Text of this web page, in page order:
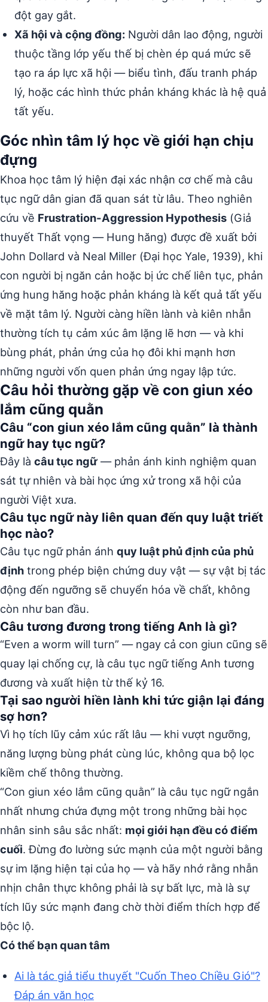
đột gay gắt.
Xã hội và cộng đồng: Người dân lao động, người
thuộc tầng lớp yếu thế bị chèn ép quá mức sẽ
tạo ra áp lực xã hội — biểu tình, đấu tranh pháp
lý, hoặc các hình thức phản kháng khác là hệ quả
tất yếu.
Góc nhìn tâm lý học về giới hạn chịu
đựng
Khoa học tâm lý hiện đại xác nhận cơ chế mà câu
tục ngữ dân gian đã quan sát từ lâu. Theo nghiên
cứu về Frustration-Aggression Hypothesis (Giả
thuyết Thất vọng — Hung hăng) được đề xuất bởi
John Dollard và Neal Miller (Đại học Yale, 1939), khi
con người bị ngăn cản hoặc bị ức chế liên tục, phản
ứng hung hăng hoặc phản kháng là kết quả tất yếu
về mặt tâm lý. Người càng hiền lành và kiên nhẫn
thường tích tụ cảm xúc âm lặng lẽ hơn — và khi
bùng phát, phản ứng của họ đôi khi mạnh hơn
những người vốn quen phản ứng ngay lập tức.
Câu hỏi thường gặp về con giun xéo
lắm cũng quằn
Câu “con giun xéo lắm cũng quằn” là thành
ngữ hay tục ngữ?
Đây là câu tục ngữ — phản ánh kinh nghiệm quan
sát tự nhiên và bài học ứng xử trong xã hội của
người Việt xưa.
Câu tục ngữ này liên quan đến quy luật triết
học nào?
Câu tục ngữ phản ánh quy luật phủ định của phủ
định trong phép biện chứng duy vật — sự vật bị tác
động đến ngưỡng sẽ chuyển hóa về chất, không
còn như ban đầu.
Câu tương đương trong tiếng Anh là gì?
“Even a worm will turn” — ngay cả con giun cũng sẽ
quay lại chống cự, là câu tục ngữ tiếng Anh tương
đương và xuất hiện từ thế kỷ 16.
Tại sao người hiền lành khi tức giận lại đáng
sợ hơn?
Vì họ tích lũy cảm xúc rất lâu — khi vượt ngưỡng,
năng lượng bùng phát cùng lúc, không qua bộ lọc
kiềm chế thông thường.
“Con giun xéo lắm cũng quằn” là câu tục ngữ ngắn
nhất nhưng chứa đựng một trong những bài học
nhân sinh sâu sắc nhất: mọi giới hạn đều có điểm
cuối. Đừng đo lường sức mạnh của một người bằng
sự im lặng hiện tại của họ — và hãy nhớ rằng nhẫn
nhịn chân thực không phải là sự bất lực, mà là sự
tích lũy sức mạnh đang chờ thời điểm thích hợp để
bộc lộ.
Có thể bạn quan tâm
Ai là tác giả tiểu thuyết "Cuốn Theo Chiều Gió"?
Đáp án văn học